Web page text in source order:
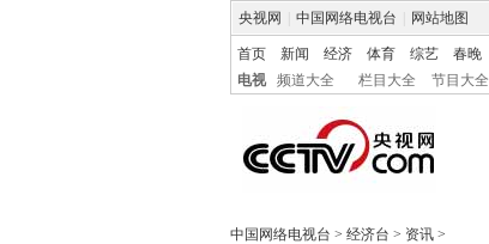
央视网 中国网络电视台 网站地图
首页 新闻 经济 体育 综艺 春晚
电视
频道大全 栏目大全 节目大全
中国网络电视台 > 经济台 > 资讯 >